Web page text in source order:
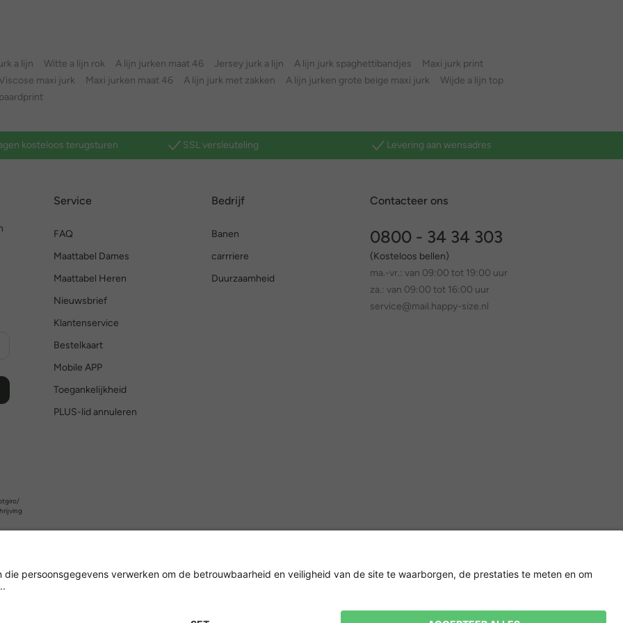
a lijn Witte a lijn rok A lijn jurken maat 46 Jersey jurk a lijn A lijn jurk spaghettibandjes
Maxi jurk print
maxi jurk
Maxi jurken maat 46 A lijn jurk met zakken A lijn jurken grote beige maxi jurk
Wijde a lijn top
kosteloos terugsturen SSL versleuteling Levering aan wensadres
Service
FAQ
Maattabel Dames
Maattabel Heren
Nieuwsbrief
Klantenservice
Bestelkaart
Mobile APP
Toegankelijkheid
PLUS-lid annuleren
Bedrijf
Banen
carrriere
Duurzaamheid
Contacteer ons
0800 - 34 34 303
(Kosteloos bellen)
ma.-vr.: van 09:00 tot 19:00 uur
za.: van 09:00 tot 16:00 uur
service@mail.happy-size.nl
Versleuteling met